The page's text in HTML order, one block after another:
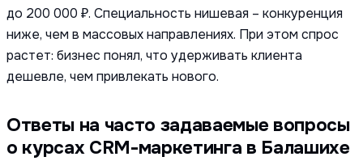
до 200 000 ₽. Специальность нишевая – конкуренция
ниже, чем в массовых направлениях. При этом спрос
растет: бизнес понял, что удерживать клиента
дешевле, чем привлекать нового.
Ответы на часто задаваемые вопросы
о курсах CRM-маркетинга в Балашихе